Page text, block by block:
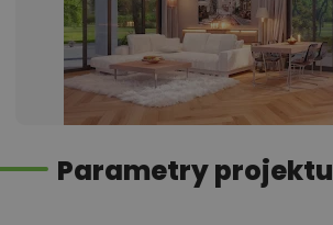
Parametry projektu